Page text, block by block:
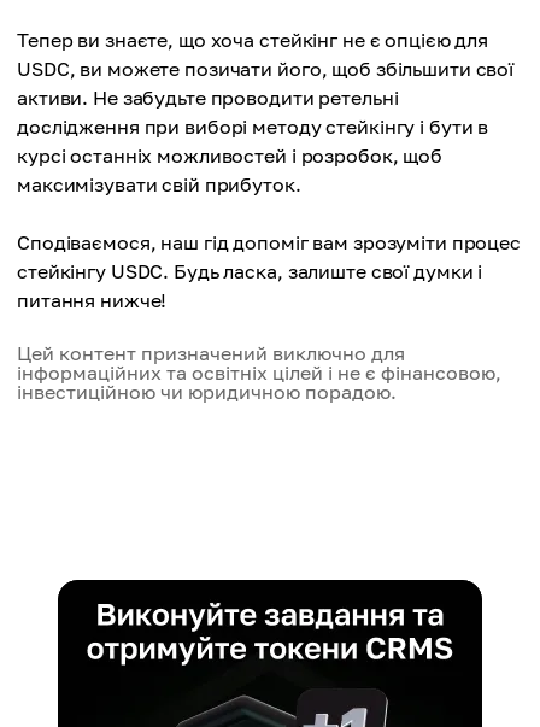
Тепер ви знаєте, що хоча стейкінг не є опцією для
USDC, ви можете позичати його, щоб збільшити свої
активи. Не забудьте проводити ретельні
дослідження при виборі методу стейкінгу і бути в
курсі останніх можливостей і розробок, щоб
максимізувати свій прибуток.
Сподіваємося, наш гід допоміг вам зрозуміти процес
стейкінгу USDC. Будь ласка, залиште свої думки і
питання нижче!
Цей контент призначений виключно для
інформаційних та освітніх цілей і не є фінансовою,
інвестиційною чи юридичною порадою.